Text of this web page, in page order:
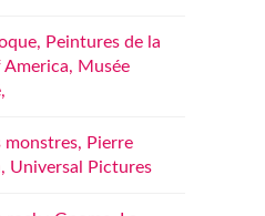
Peintures de la
Musée
monstres, Pierre
Universal Pictures